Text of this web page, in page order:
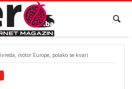
motor Europe, polako se kvari